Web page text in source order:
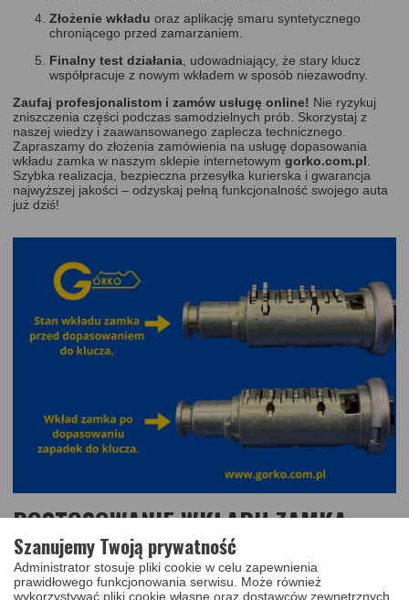
Złożenie wkładu oraz aplikację smaru syntetycznego
chroniącego przed zamarzaniem.
Finalny test działania , udowadniający, że stary klucz
współpracuje z nowym wkładem w sposób niezawodny.
Zaufaj profesjonalistom i zamów usługę online! Nie ryzykuj
zniszczenia części podczas samodzielnych prób. Skorzystaj z
naszej wiedzy i zaawansowanego zaplecza technicznego.
Zapraszamy do złożenia zamówienia na usługę dopasowania
wkładu zamka w naszym sklepie internetowym gorko.com.pl
Szybka realizacja, bezpieczna przesyłka kurierska i gwarancja
najwyższej jakości – odzyskaj pełną funkcjonalność swojego auta
już dziś!
DOSTOSOWANIE WKŁADU ZAMKA
SAMOCHODOWEGO DO
ORYGINALNEGO KLUCZA KLIENTA
Szanujemy Twoją prywatność
Administrator stosuje pliki cookie w celu zapewnienia
prawidłowego funkcjonowania serwisu. Może również
wykorzystywać pliki cookie własne oraz dostawców zewnętrznych